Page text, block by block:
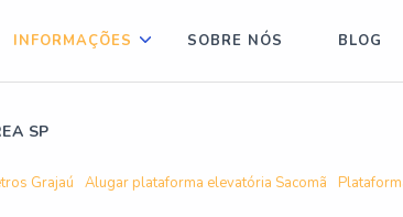
INFORMAÇÕES SOBRE NÓS BLOG
SP
Grajaú Alugar plataforma elevatória Sacomã